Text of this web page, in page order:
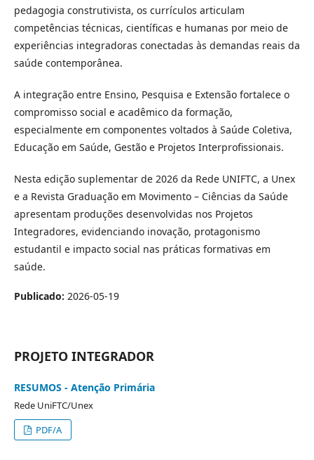
pedagogia construtivista, os currículos articulam
competências técnicas, científicas e humanas por meio de
experiências integradoras conectadas às demandas reais da
saúde contemporânea.
A integração entre Ensino, Pesquisa e Extensão fortalece o
compromisso social e acadêmico da formação,
especialmente em componentes voltados à Saúde Coletiva,
Educação em Saúde, Gestão e Projetos Interprofissionais.
Nesta edição suplementar de 2026 da Rede UNIFTC, a Unex
e a Revista Graduação em Movimento – Ciências da Saúde
apresentam produções desenvolvidas nos Projetos
Integradores, evidenciando inovação, protagonismo
estudantil e impacto social nas práticas formativas em
saúde.
Publicado: 2026-05-19
PROJETO INTEGRADOR
RESUMOS - Atenção Primária
Rede UniFTC/Unex
PDF/A